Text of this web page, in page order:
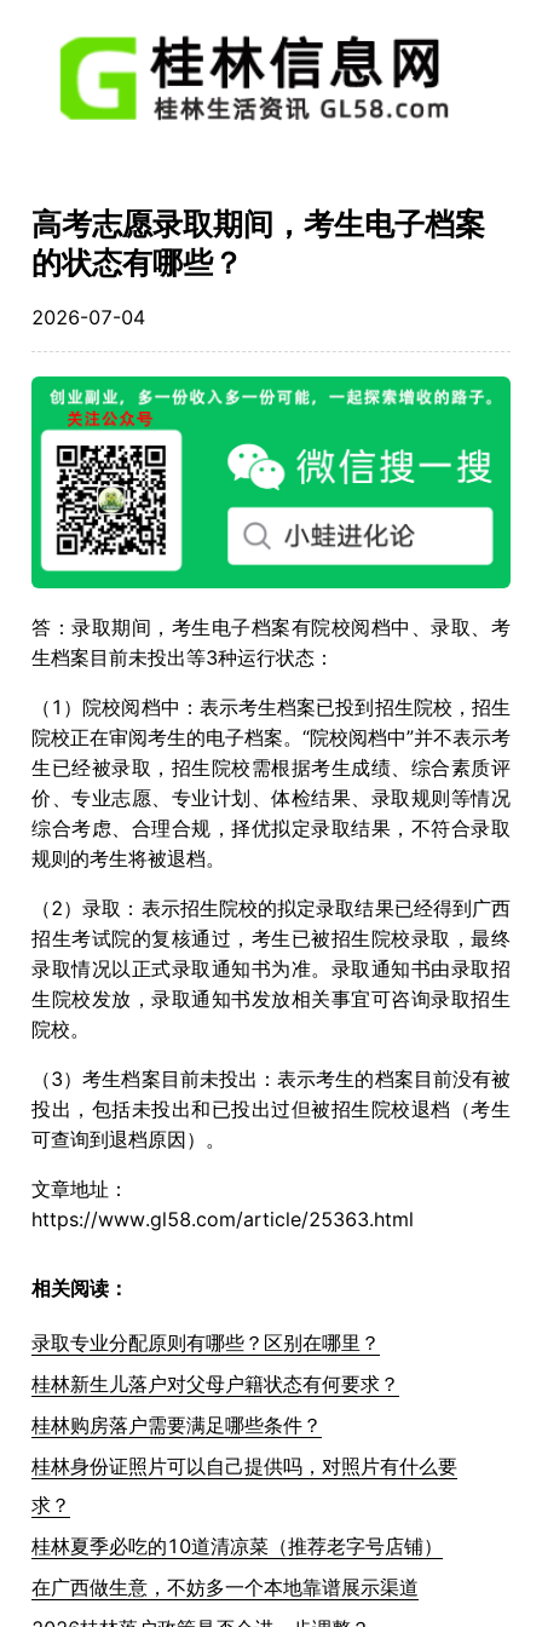
高考志愿录取期间，考生电子档案
的状态有哪些？
2026-07-04
答：录取期间，考生电子档案有院校阅档中、录取、考
生档案目前未投出等3种运行状态：
（1）院校阅档中：表示考生档案已投到招生院校，招生
院校正在审阅考生的电子档案。“院校阅档中”并不表示考
生已经被录取，招生院校需根据考生成绩、综合素质评
价、专业志愿、专业计划、体检结果、录取规则等情况
综合考虑、合理合规，择优拟定录取结果，不符合录取
规则的考生将被退档。
（2）录取：表示招生院校的拟定录取结果已经得到广西
招生考试院的复核通过，考生已被招生院校录取，最终
录取情况以正式录取通知书为准。录取通知书由录取招
生院校发放，录取通知书发放相关事宜可咨询录取招生
院校。
（3）考生档案目前未投出：表示考生的档案目前没有被
投出，包括未投出和已投出过但被招生院校退档（考生
可查询到退档原因）。
文章地址：
https://www.gl58.com/article/25363.html
相关阅读：
录取专业分配原则有哪些？区别在哪里？
桂林新生儿落户对父母户籍状态有何要求？
桂林购房落户需要满足哪些条件？
桂林身份证照片可以自己提供吗，对照片有什么要
求？
桂林夏季必吃的10道清凉菜（推荐老字号店铺）
在广西做生意，不妨多一个本地靠谱展示渠道